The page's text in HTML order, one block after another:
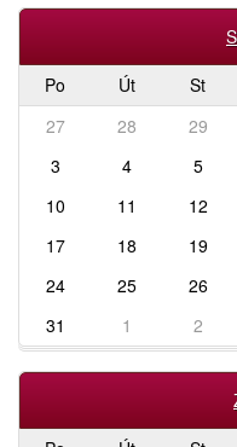
Po
Út St
27
28 29
3
4 5
10
11 12
17
18 19
24
25 26
31
1 2